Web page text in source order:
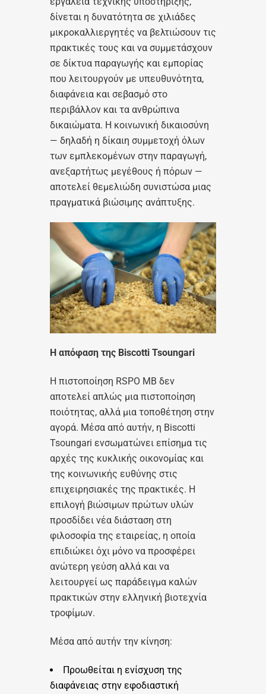
δίνεται η δυνατότητα σε χιλιάδες
μικροκαλλιεργητές να βελτιώσουν τις
πρακτικές τους και να συμμετάσχουν
σε δίκτυα παραγωγής και εμπορίας
που λειτουργούν με υπευθυνότητα,
διαφάνεια και σεβασμό στο
περιβάλλον και τα ανθρώπινα
δικαιώματα. Η κοινωνική δικαιοσύνη
— δηλαδή η δίκαιη συμμετοχή όλων
των εμπλεκομένων στην παραγωγή,
ανεξαρτήτως μεγέθους ή πόρων —
αποτελεί θεμελιώδη συνιστώσα μιας
πραγματικά βιώσιμης ανάπτυξης.
Η απόφαση της Biscotti Tsoungari
Η πιστοποίηση RSPO MB δεν
αποτελεί απλώς μια πιστοποίηση
ποιότητας, αλλά μια τοποθέτηση στην
αγορά. Μέσα από αυτήν, η Biscotti
Tsoungari ενσωματώνει επίσημα τις
αρχές της κυκλικής οικονομίας και
της κοινωνικής ευθύνης στις
επιχειρησιακές της πρακτικές. Η
επιλογή βιώσιμων πρώτων υλών
προσδίδει νέα διάσταση στη
φιλοσοφία της εταιρείας, η οποία
επιδιώκει όχι μόνο να προσφέρει
ανώτερη γεύση αλλά και να
λειτουργεί ως παράδειγμα καλών
πρακτικών στην ελληνική βιοτεχνία
τροφίμων.
Μέσα από αυτήν την κίνηση:
Προωθείται η ενίσχυση της
διαφάνειας στην εφοδιαστική